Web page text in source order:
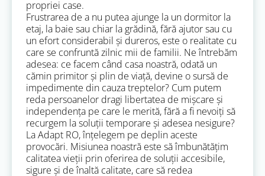
propriei case.
Frustrarea de a nu putea ajunge la un dormitor la
etaj, la baie sau chiar la grădină, fără ajutor sau cu
un efort considerabil și dureros, este o realitate cu
care se confruntă zilnic mii de familii. Ne întrebăm
adesea: ce facem când casa noastră, odată un
cămin primitor și plin de viață, devine o sursă de
impedimente din cauza treptelor? Cum putem
reda persoanelor dragi libertatea de mișcare și
independența pe care le merită, fără a fi nevoiți să
recurgem la soluții temporare și adesea nesigure?
La Adapt RO, înțelegem pe deplin aceste
provocări. Misiunea noastră este să îmbunătățim
calitatea vieții prin oferirea de soluții accesibile,
sigure și de înaltă calitate, care să redea